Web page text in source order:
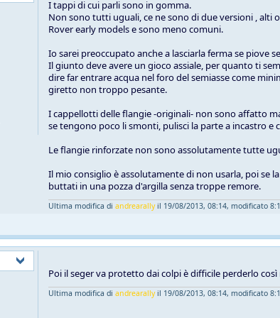
I tappi di cui parli sono in gomma.
Non sono tutti uguali, ce ne sono di due versioni , alti
Rover early models e sono meno comuni.
Io sarei preoccupato anche a lasciarla ferma se piove
Il giunto deve avere un gioco assiale, per quanto ti
dire far entrare acqua nel foro del semiasse come
giretto non troppo pesante.
I cappellotti delle flangie -originali- non sono affatto
se tengono poco li smonti, pulisci la parte a incastro e
Le flangie rinforzate non sono assolutamente tutte
Il mio consiglio è assolutamente di non usarla, poi se
buttati in una pozza d'argilla senza troppe remore.
Ultima modifica di andrearallyil 19/08/2013, 08:14, modificato
Poi il seger va protetto dai colpi è difficile perderlo
Ultima modifica di andrearallyil 19/08/2013, 08:14, modificato